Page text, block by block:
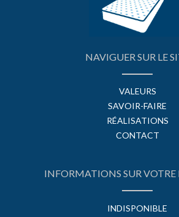
NAVIGUER SUR LE
VALEURS
SAVOIR-FAIRE
RÉALISATIONS
CONTACT
INFORMATIONS SUR
INDISPONIBLE